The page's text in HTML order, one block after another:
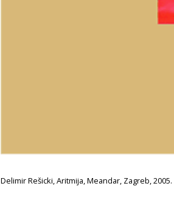
Delimir Rešicki, Aritmija, Meandar, Zagreb, 2005.